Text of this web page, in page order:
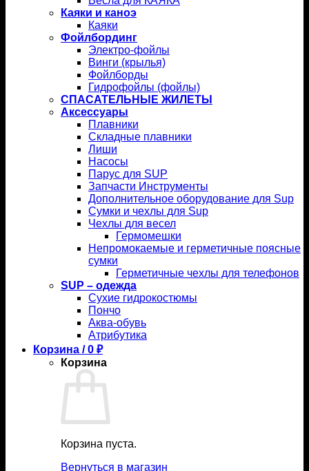
Каяки и каноэ
Каяки
Фойлбординг
Электро-фойлы
Винги (крылья)
Фойлборды
Гидрофойлы (фойлы)
СПАСАТЕЛЬНЫЕ ЖИЛЕТЫ
Аксессуары
Плавники
Складные плавники
Лиши
Насосы
Парус для SUP
Запчасти Инструменты
Дополнительное оборудование для Sup
Сумки и чехлы для Sup
Чехлы для весел
Гермомешки
Непромокаемые и герметичные поясные
сумки
Герметичные чехлы для телефонов
SUP – одежда
Сухие гидрокостюмы
Пончо
Аква-обувь
Атрибутика
Корзина /0 ₽
Корзина
Корзина пуста.
Вернуться в магазин